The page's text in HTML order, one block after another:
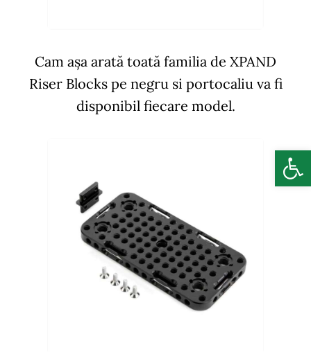
Cam așa arată toată familia de XPAND
Riser Blocks pe negru si portocaliu va fi
disponibil fiecare model.